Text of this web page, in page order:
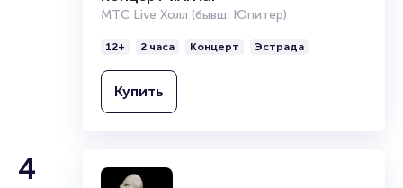
Продать билет
МТС Live Холл (бывш. Юпитер)
12+ 2 часа Концерт Эстрада
Купить
4